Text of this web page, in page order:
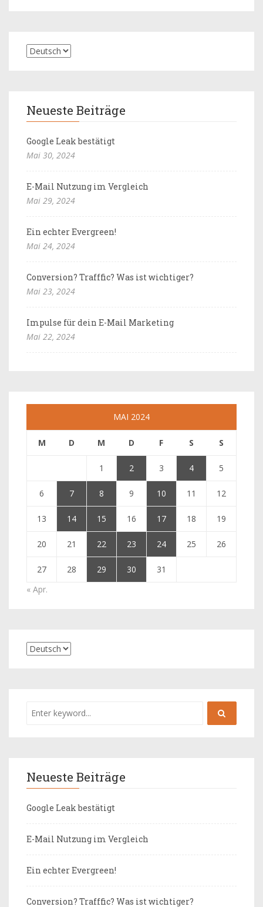
Neueste Beiträge
Google Leak bestätigt
Mai 30, 2024
E-Mail Nutzung im Vergleich
Mai 29, 2024
Ein echter Evergreen!
Mai 24, 2024
Conversion? Trafffic? Was ist wichtiger?
Mai 23, 2024
Impulse für dein E-Mail Marketing
Mai 22, 2024
MAI 2024
M D M D F S S
1 2 3 4 5
6 7 8 9 10 11 12
13 14 15 16 17 18 19
20 21 22 23 24 25 26
27 28 29 30
31
« Apr.
Neueste Beiträge
Google Leak bestätigt
E-Mail Nutzung im Vergleich
Ein echter Evergreen!
Conversion? Trafffic? Was ist wichtiger?